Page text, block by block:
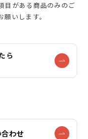
目がある商品のみのご
いします。
ら
わせ